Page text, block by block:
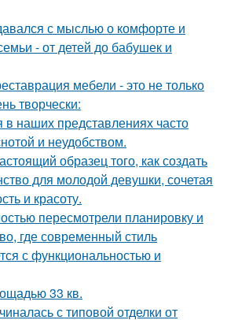
с мыслью о комфорте и
- от детей до бабушек и
мебели - это не только
творчески:
в наших представлениях часто
и неудобством.
образец того, как создать
для молодой девушки, сочетая
и красоту.
пересмотрели планировку и
где современный стиль
с функциональностью и
33 кв.
с типовой отделки от